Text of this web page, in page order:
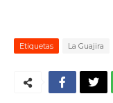
Etiquetas La Guajira